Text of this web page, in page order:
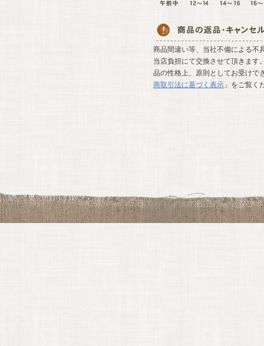
商品間違い等、当社不備による不
当店負担にて交換させて頂きます
品の性格上、原則としてお受けで
商取引法に基づく表示 」をご覧く